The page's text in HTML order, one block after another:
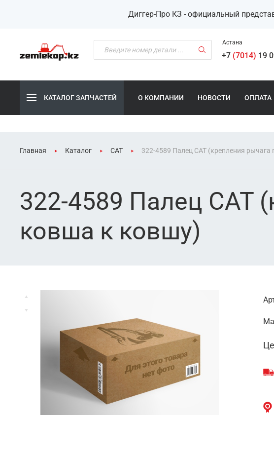
Диггер-Про КЗ - официальный
Астана
+7 (7014) 19
КАТАЛОГ ЗАПЧАСТЕЙ О КОМПАНИИ НОВОСТИ ОПЛАТА
Главная Каталог CAT 322-4589 Палец CAT (крепления
322-4589 Палец CAT
ковша к ковшу)